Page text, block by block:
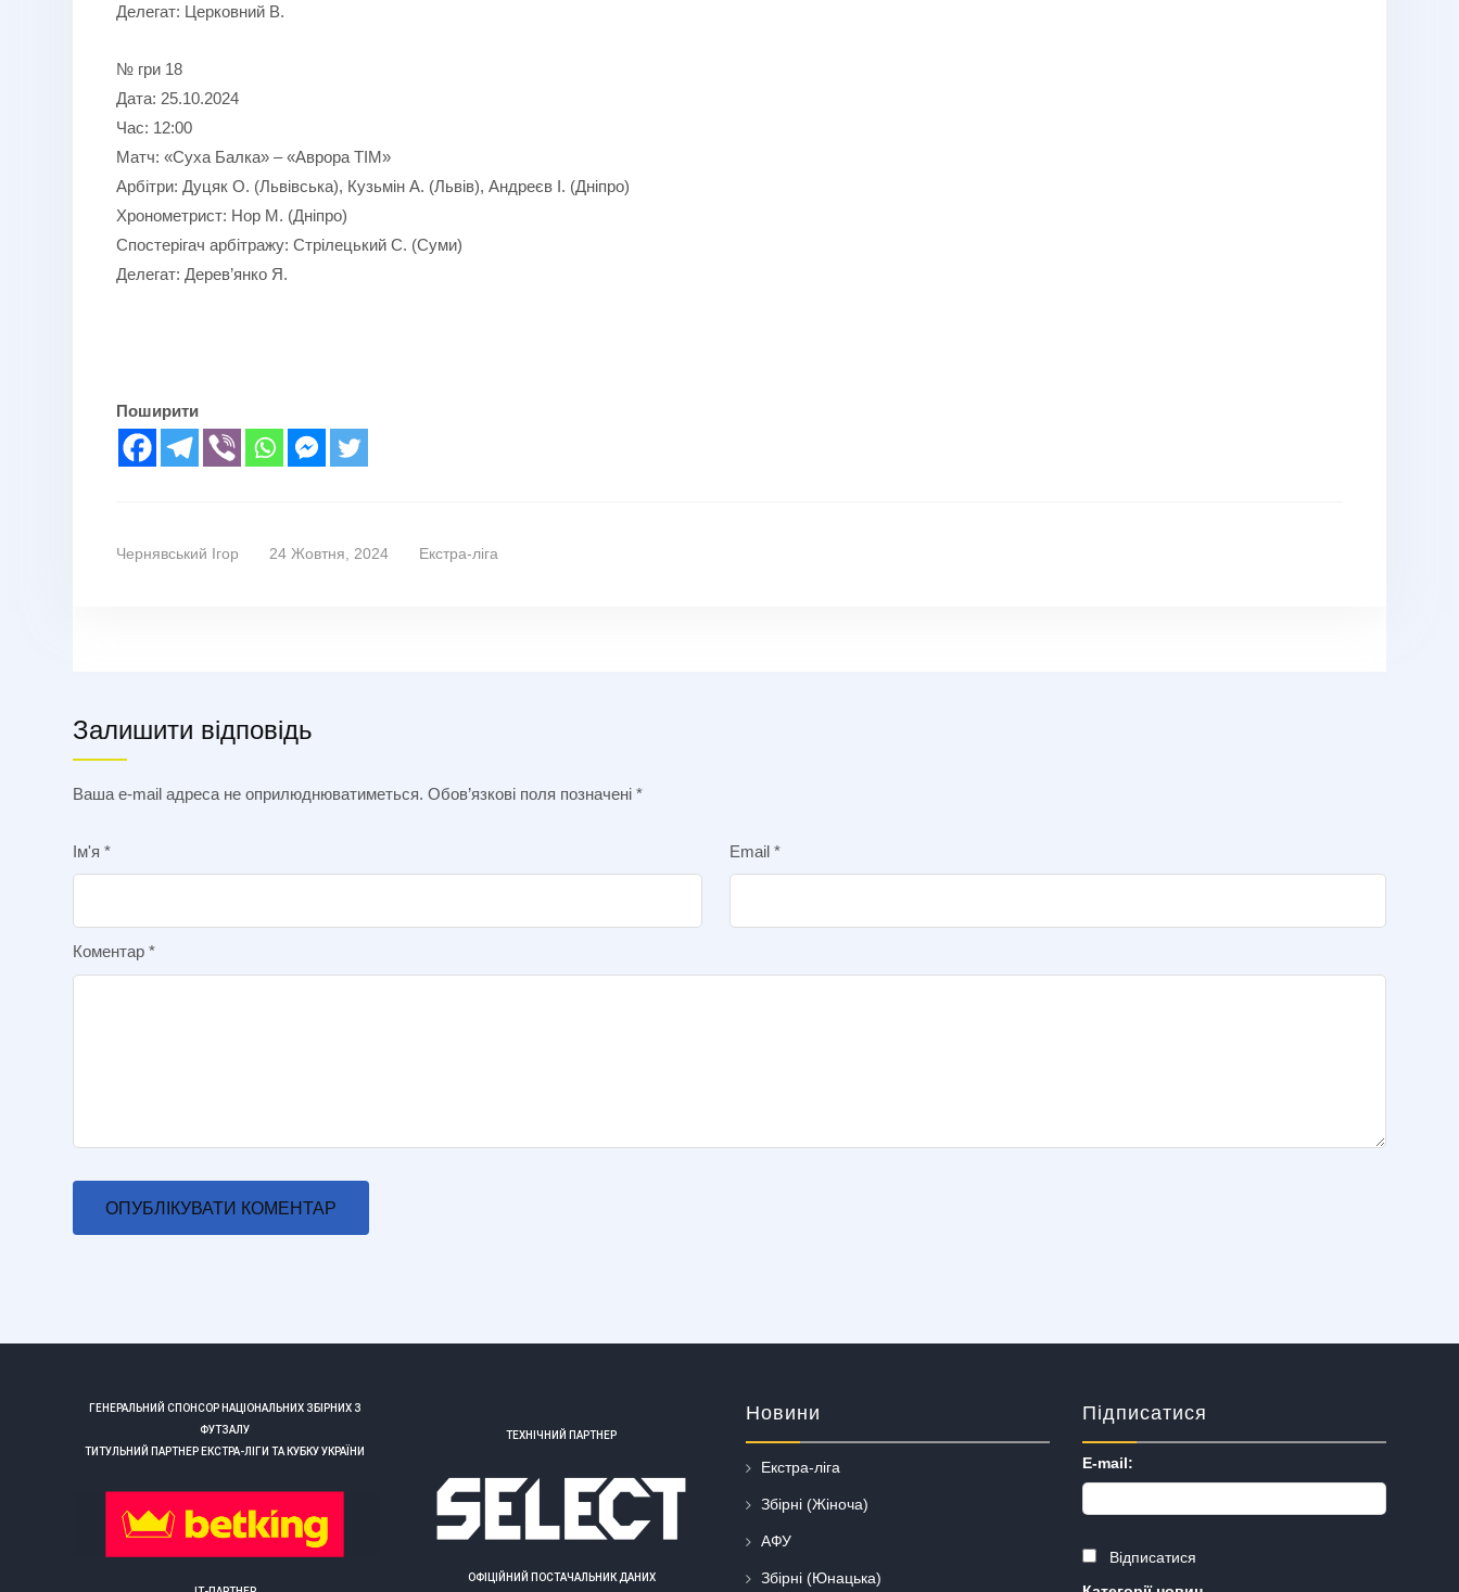
Делегат: Церковний В.
№ гри 18
Дата: 25.10.2024
Час: 12:00
Матч: «Суха Балка» – «Аврора ТІМ»
Арбітри: Дуцяк О. (Львівська), Кузьмін А. (Львів), Андреєв І. (Дніпро)
Хронометрист: Нор М. (Дніпро)
Спостерігач арбітражу: Стрілецький С. (Суми)
Делегат: Дерев’янко Я.
Поширити
Чернявський Ігор 24 Жовтня, 2024 Екстра-ліга
Залишити відповідь
Ваша e-mail адреса не оприлюднюватиметься. Обов’язкові поля позначені *
Ім'я * Email *
Коментар *
ГЕНЕРАЛЬНИЙ СПОНСОР НАЦІОНАЛЬНИХ ЗБІРНИХ З
ФУТЗАЛУ
ТИТУЛЬНИЙ ПАРТНЕР ЕКСТРА-ЛІГИ ТА КУБКУ УКРАЇНИ
ТЕХНІЧНИЙ ПАРТНЕР
ОФІЦІЙНИЙ ПОСТАЧАЛЬНИК ДАНИХ
Новини
Екстра-ліга
Збірні (Жіноча)
АФУ
Збірні (Юнацька)
Підписатися
E-mail:
Відписатися